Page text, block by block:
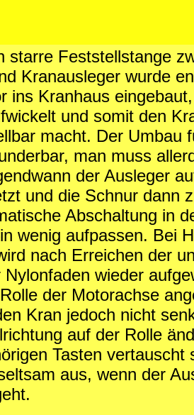
starre Feststellstange
Kranausleger wurde
ins Kranhaus
und somit den
macht. Der Umbau
man muss
der Ausleger
und die Schnur dann
Abschaltung in
wenig aufpassen. Bei
nach Erreichen der
Nylonfaden wieder
der Motorachse
Kran jedoch nicht
auf der Rolle
Tasten vertauscht
aus, wenn der